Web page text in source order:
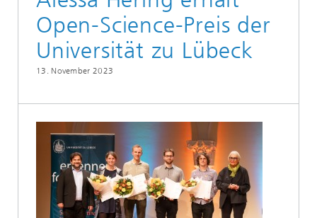
Open-Science-Preis der
Universität zu Lübeck
13. November 2023